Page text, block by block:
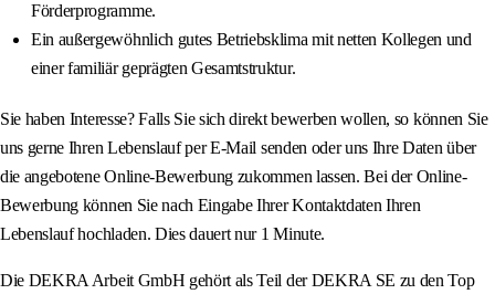
Förderprogramme.
Ein außergewöhnlich gutes Betriebsklima mit netten Kollegen und
einer familiär geprägten Gesamtstruktur.
Sie haben Interesse? Falls Sie sich direkt bewerben wollen, so können Sie
uns gerne Ihren Lebenslauf per E-Mail senden oder uns Ihre Daten über
die angebotene Online-Bewerbung zukommen lassen. Bei der Online-
Bewerbung können Sie nach Eingabe Ihrer Kontaktdaten Ihren
Lebenslauf hochladen. Dies dauert nur 1 Minute.
Die DEKRA Arbeit GmbH gehört als Teil der DEKRA SE zu den Top